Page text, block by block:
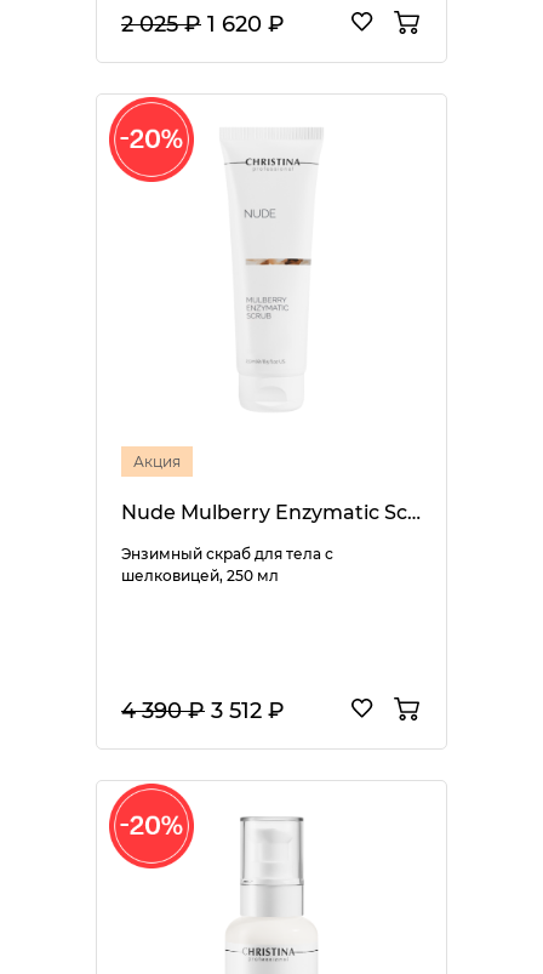
2 025 ₽ 1 620 ₽
Акция
Nude Mulberry Enzymatic Scrub
Энзимный скраб для тела с
шелковицей, 250 мл
4 390 ₽ 3 512 ₽